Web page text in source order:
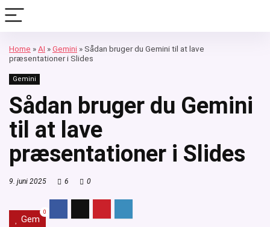
Home »AI »Gemini »Sådan bruger du Gemini til at lave
præsentationer i Slides
Gemini
Sådan bruger du Gemini
til at lave
præsentationer i Slides
9. juni 2025 6 0
Gem
0